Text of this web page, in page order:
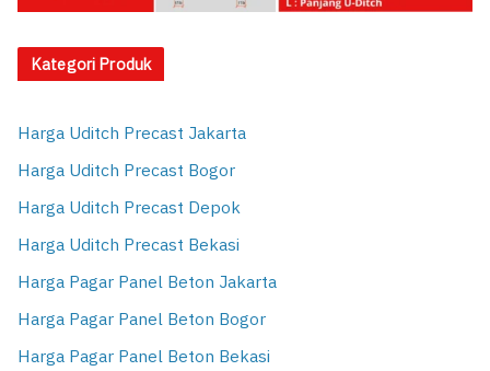
Kategori Produk
Harga Uditch Precast Jakarta
Harga Uditch Precast Bogor
Harga Uditch Precast Depok
Harga Uditch Precast Bekasi
Harga Pagar Panel Beton Jakarta
Harga Pagar Panel Beton Bogor
Harga Pagar Panel Beton Bekasi